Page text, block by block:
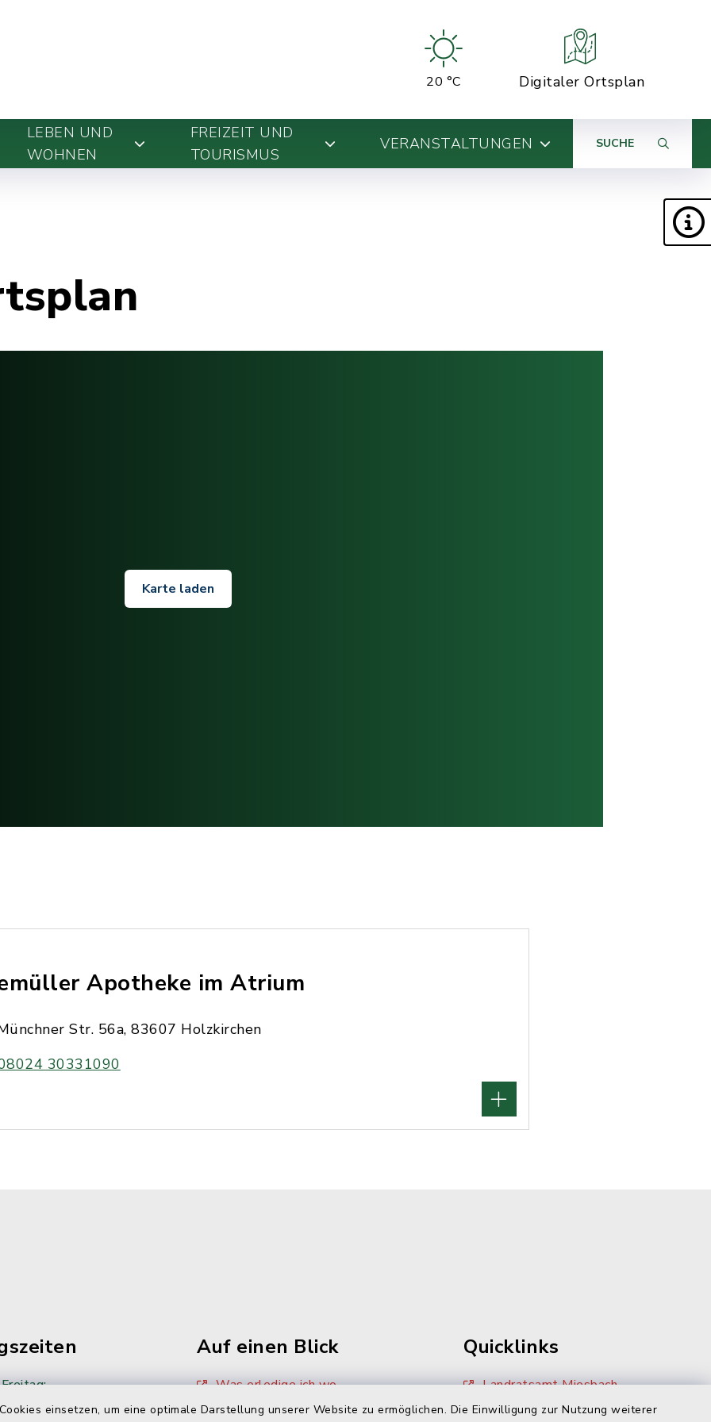
einsetzen, um eine optimale Darstellung unserer Website zu ermöglichen. Die Einwilligung zur Nutzung weiterer
20 °C Digitaler Ortsplan
LEBEN UND
WOHNEN
FREIZEIT UND
TOURISMUS
VERANSTALTUNGEN SUCHE
Karte laden
Apotheke im Atrium
Str. 56a, 83607 Holzkirchen
30331090
Uhr
Auf einen Blick
Was erledige ich wo
Quicklinks
Landratsamt Miesbach